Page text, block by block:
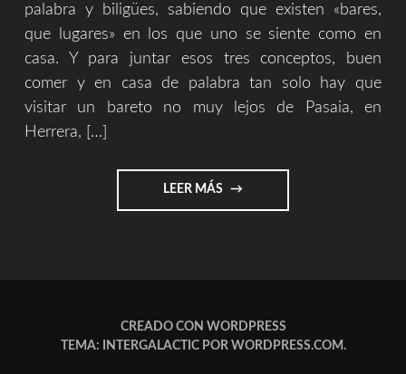
palabra y biligües, sabiendo que existen «bares,
que lugares» en los que uno se siente como en
casa. Y para juntar esos tres conceptos, buen
comer y en casa de palabra tan solo hay que
visitar un bareto no muy lejos de Pasaia, en
Herrera, […]
LEER MÁS "BIZARGORRI
TABERNA
A
PAPEAR!"
CREADO CON WORDPRESS
TEMA: INTERGALACTIC POR WORDPRESS.COM.